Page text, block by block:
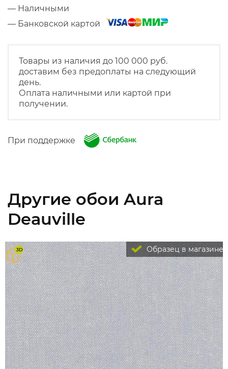
— Наличными
— Банковской картой
Товары из наличия до 100 000 руб.
доставим без предоплаты на следующий
день.
Оплата наличными или картой при
получении.
При поддержке
Другие обои Aura
Deauville
Образец в магазине